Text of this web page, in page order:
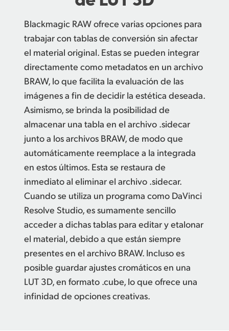
Blackmagic RAW ofrece varias opciones para
trabajar con tablas de conversión sin afectar
el material original. Estas se pueden integrar
directamente como metadatos en un archivo
BRAW, lo que facilita la evaluación de las
imágenes a fin de decidir la estética deseada.
Asimismo, se brinda la posibilidad de
almacenar una tabla en el archivo .sidecar
junto a los archivos BRAW, de modo que
automáticamente reemplace a la integrada
en estos últimos. Esta se restaura de
inmediato al eliminar el archivo .sidecar.
Cuando se utiliza un programa como DaVinci
Resolve Studio, es sumamente sencillo
acceder a dichas tablas para editar y etalonar
el material, debido a que están siempre
presentes en el archivo BRAW. Incluso es
posible guardar ajustes cromáticos en una
LUT 3D, en formato .cube, lo que ofrece una
infinidad de opciones creativas.